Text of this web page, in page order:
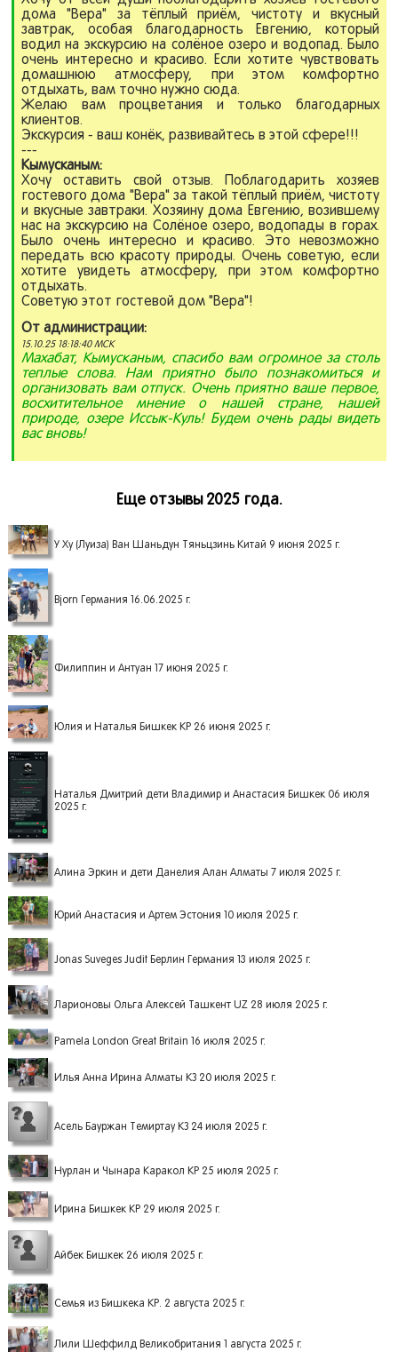
дома "Вера" за тёплый приём, чистоту и вкусный
завтрак, особая благодарность Евгению, который
водил на экскурсию на солёное озеро и водопад. Было
очень интересно и красиво. Если хотите чувствовать
домашнюю атмосферу, при этом комфортно
отдыхать, вам точно нужно сюда.
Желаю вам процветания и только благодарных
клиентов.
Экскурсия - ваш конёк, развивайтесь в этой сфере!!!
---
Кымусканым:
Хочу оставить свой отзыв. Поблагодарить хозяев
гостевого дома "Вера" за такой тёплый приём, чистоту
и вкусные завтраки. Хозяину дома Евгению, возившему
нас на экскурсию на Солёное озеро, водопады в горах.
Было очень интересно и красиво. Это невозможно
передать всю красоту природы. Очень советую, если
хотите увидеть атмосферу, при этом комфортно
отдыхать.
Советую этот гостевой дом "Вера"!
От администрации:
15.10.25 18:18:40 МСК
Махабат, Кымусканым, спасибо вам огромное за столь
теплые слова. Нам приятно было познакомиться и
организовать вам отпуск. Очень приятно ваше первое,
восхитительное мнение о нашей стране, нашей
природе, озере Иссык-Куль! Будем очень рады видеть
вас вновь!
Еще отзывы 2025 года.
У Ху (Луиза) Ван Шаньдун Тяньцзинь Китай 9 июня 2025 г.
Bjorn Германия 16.06.2025 г.
Филиппин и Антуан 17 июня 2025 г.
Юлия и Наталья Бишкек КР 26 июня 2025 г.
Наталья Дмитрий дети Владимир и Анастасия Бишкек 06 июля
2025 г.
Алина Эркин и дети Данелия Алан Алматы 7 июля 2025 г.
Юрий Анастасия и Артем Эстония 10 июля 2025 г.
Jonas Suveges Judit Берлин Германия 13 июля 2025 г.
Ларионовы Ольга Алексей Ташкент UZ 28 июля 2025 г.
Pamela London Great Britain 16 июля 2025 г.
Илья Анна Ирина Алматы КЗ 20 июля 2025 г.
Асель Бауржан Темиртау КЗ 24 июля 2025 г.
Нурлан и Чынара Каракол КР 25 июля 2025 г.
Ирина Бишкек КР 29 июля 2025 г.
Айбек Бишкек 26 июля 2025 г.
Семья из Бишкека КР. 2 августа 2025 г.
Лили Шеффилд Великобритания 1 августа 2025 г.